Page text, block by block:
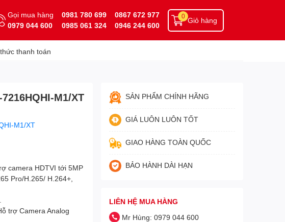
Gọi mua hàng
0979 044 600
0981 780 699
0985 061 324
0867 672 977
0946 244 600
Giỏ hàng
0
thanh toán
M1/XT
M1/XT
camera HDTVI tới 5MP
Pro/H.265/ H.264+,
trợ Camera Analog
SẢN PHẨM CHÍNH HÃNG
GIÁ LUÔN LUÔN TỐT
GIAO HÀNG TOÀN QUỐC
BẢO HÀNH DÀI HẠN
LIÊN HỆ MUA HÀNG
Mr Hùng: 0979 044 600